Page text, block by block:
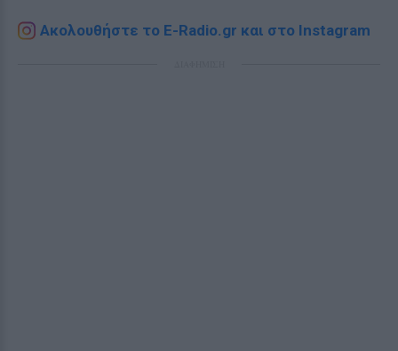
Ακολουθήστε το E-Radio.gr και στο Instagram